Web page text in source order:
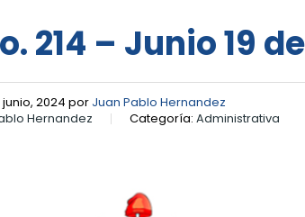
214 – Junio 19
2024 por Juan Pablo Hernandez
Hernandez Categoría: Administrativa